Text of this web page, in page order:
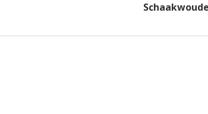
Schaakwoude